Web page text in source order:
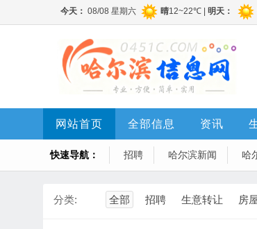
网站首页 全部信息 资讯
快速导航： 招聘 哈尔滨新闻 哈
分类: 全部 招聘 生意转让 房